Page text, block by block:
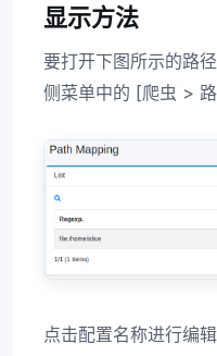
显示方法
要打开下图所示的路
侧菜单中的 [爬虫 > 路
点击配置名称进行编辑